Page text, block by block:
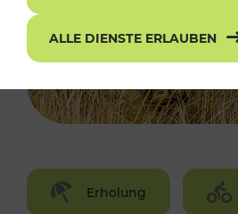
Erholung
ALLE DIENSTE ERLAUBEN